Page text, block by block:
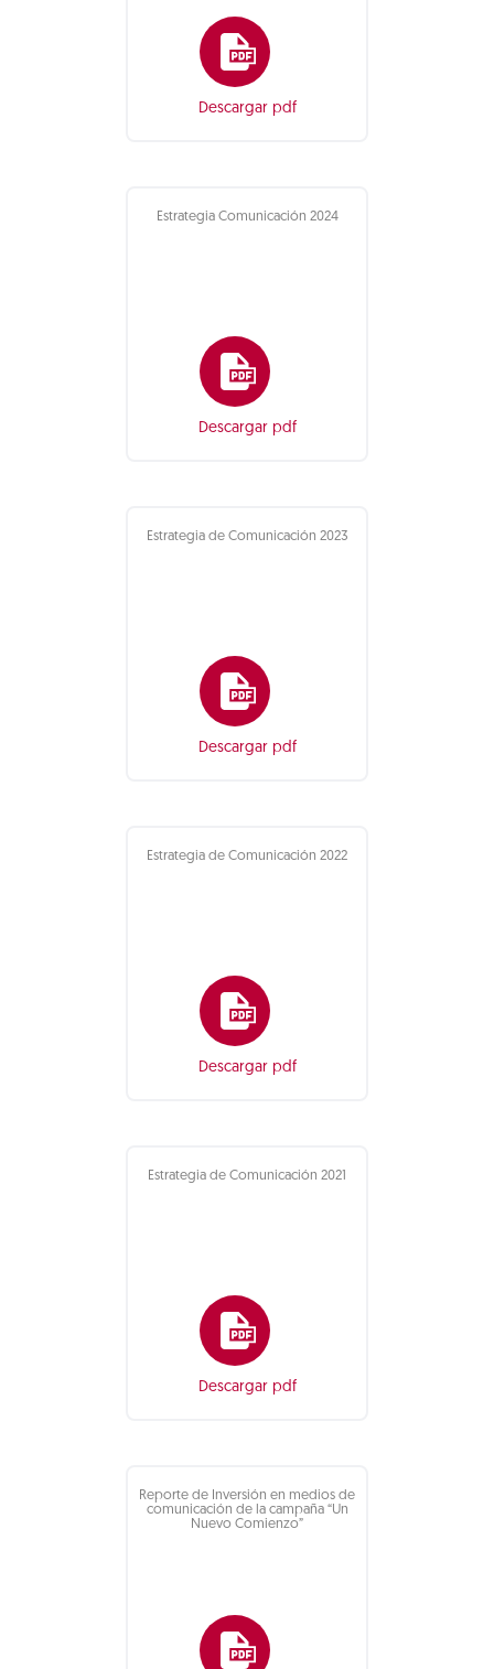
Descargar pdf
Estrategia Comunicación 2024
Descargar pdf
Estrategia de Comunicación 2023
Descargar pdf
Estrategia de Comunicación 2022
Descargar pdf
Estrategia de Comunicación 2021
Descargar pdf
Reporte de Inversión en medios de
comunicación de la campaña “Un
Nuevo Comienzo”